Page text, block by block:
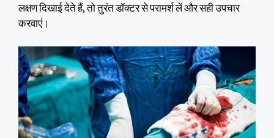
लक्षण दिखाई देते हैं, तो तुरंत डॉक्टर से परामर्श लें और सही उपचार
करवाएं।